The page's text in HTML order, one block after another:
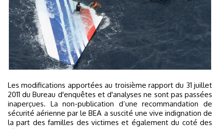
Les modifications apportées au troisième rapport du 31 juillet
2011 du Bureau d'enquêtes et d'analyses ne sont pas passées
inaperçues. La non-publication d’une recommandation de
sécurité aérienne par le BEA a suscité une vive indignation de
la part des familles des victimes et également du coté des